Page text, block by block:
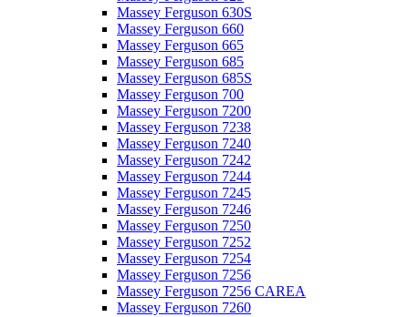
Massey Ferguson 630S
Massey Ferguson 660
Massey Ferguson 665
Massey Ferguson 685
Massey Ferguson 685S
Massey Ferguson 700
Massey Ferguson 7200
Massey Ferguson 7238
Massey Ferguson 7240
Massey Ferguson 7242
Massey Ferguson 7244
Massey Ferguson 7245
Massey Ferguson 7246
Massey Ferguson 7250
Massey Ferguson 7252
Massey Ferguson 7254
Massey Ferguson 7256
Massey Ferguson 7256 CAREA
Massey Ferguson 7260